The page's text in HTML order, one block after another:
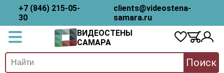
+7 (846) 215-05-
30
clients@videostena-
samara.ru
ВИДЕОСТЕНЫ
САМАРА
Поиск